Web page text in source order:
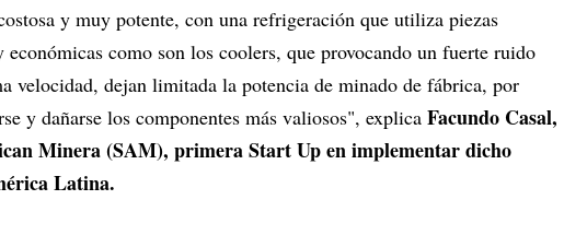
y muy potente, con una refrigeración que utiliza piezas
económicas como son los coolers, que provocando un fuerte ruido
velocidad, dejan limitada la potencia de minado de fábrica, por
y dañarse los componentes más valiosos", explica Facundo Casal,
Minera (SAM), primera Start Up en implementar dicho
Latina.